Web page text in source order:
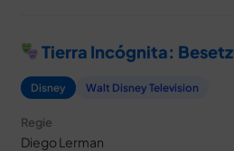
Tierra Incógnita:
Disney Walt Disney Television
Regie
Diego Lerman